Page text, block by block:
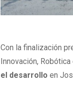
Con la finalización
Innovación,
el desarrollo en